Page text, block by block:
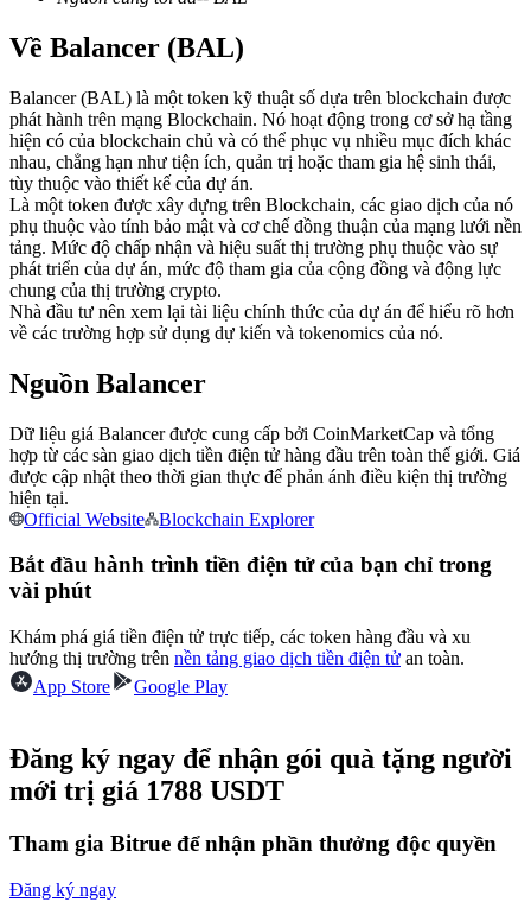
USDC Futures vĩnh cửu
Futures sử dụng USDC làm tài sản thế chấp
Sao chép Giao dịch
Tham gia cùng các nhà giao dịch hàng đầu
Trở thành Nhà giao dịch Sao chép
Tận hưởng chia sẻ lợi nhuận và hoa hồng giao dịch sao chép
Về Balancer (BAL)
Balancer (BAL) là một token kỹ thuật số dựa trên blockchain được
phát hành trên mạng Blockchain. Nó hoạt động trong cơ sở hạ tầng
hiện có của blockchain chủ và có thể phục vụ nhiều mục đích khác
nhau, chẳng hạn như tiện ích, quản trị hoặc tham gia hệ sinh thái,
tùy thuộc vào thiết kế của dự án.
Là một token được xây dựng trên Blockchain, các giao dịch của nó
phụ thuộc vào tính bảo mật và cơ chế đồng thuận của mạng lưới nền
tảng. Mức độ chấp nhận và hiệu suất thị trường phụ thuộc vào sự
phát triển của dự án, mức độ tham gia của cộng đồng và động lực
chung của thị trường crypto.
Nhà đầu tư nên xem lại tài liệu chính thức của dự án để hiểu rõ hơn
về các trường hợp sử dụng dự kiến và tokenomics của nó.
Nguồn Balancer
Dữ liệu giá Balancer được cung cấp bởi CoinMarketCap và tổng
hợp từ các sàn giao dịch tiền điện tử hàng đầu trên toàn thế giới. Giá
được cập nhật theo thời gian thực để phản ánh điều kiện thị trường
hiện tại.
Official Website
Blockchain Explorer
Bắt đầu hành trình tiền điện tử của bạn chỉ trong
vài phút
Khám phá giá tiền điện tử trực tiếp, các token hàng đầu và xu
hướng thị trường trên nền tảng giao dịch tiền điện tử an toàn.
App Store
Google Play
Đăng ký ngay để nhận gói quà tặng người
mới trị giá 1788 USDT
Tham gia Bitrue để nhận phần thưởng độc quyền
Đăng ký ngay